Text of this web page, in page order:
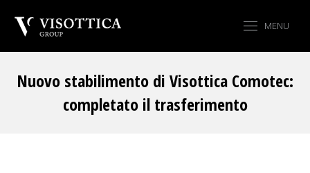
MENU
Nuovo stabilimento di Visottica Comotec:
completato il trasferimento